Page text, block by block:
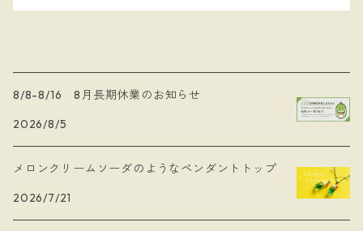
8/8-8/16 8月長期休業のお知らせ
2026/8/5
メロンクリームソーダのようなペンダントトップ
2026/7/21